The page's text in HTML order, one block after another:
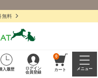
無料
入履歴
ログイン
会員登録
0
カート メニュー